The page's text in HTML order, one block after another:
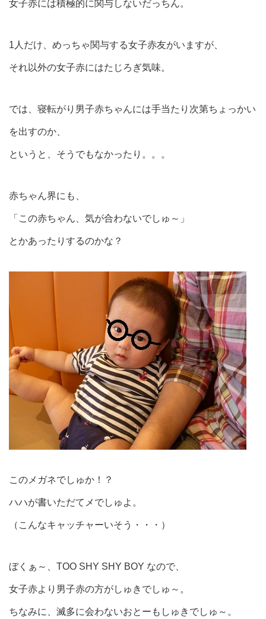
女子赤には積極的に関与しないだっちん。
1人だけ、めっちゃ関与する女子赤友がいますが、
それ以外の女子赤にはたじろぎ気味。
では、寝転がり男子赤ちゃんには手当たり次第ちょっかい
を出すのか、
というと、そうでもなかったり。。。
赤ちゃん界にも、
「この赤ちゃん、気が合わないでしゅ～」
とかあったりするのかな？
このメガネでしゅか！？
ハハが書いただてメでしゅよ。
（こんなキャッチャーいそう・・・）
ぼくぁ～、TOO SHY SHY BOY なので、
女子赤より男子赤の方がしゅきでしゅ～。
ちなみに、滅多に会わないおとーもしゅきでしゅ～。